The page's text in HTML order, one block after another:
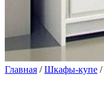
Главная /Шкафы-купе /